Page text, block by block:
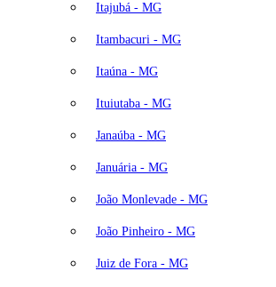
Itajubá - MG
Itambacuri - MG
Itaúna - MG
Ituiutaba - MG
Janaúba - MG
Januária - MG
João Monlevade - MG
João Pinheiro - MG
Juiz de Fora - MG